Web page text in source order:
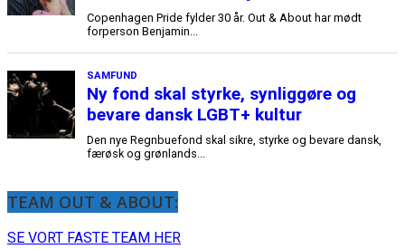
TEAM OUT & ABOUT:
SE VORT FASTE TEAM HER